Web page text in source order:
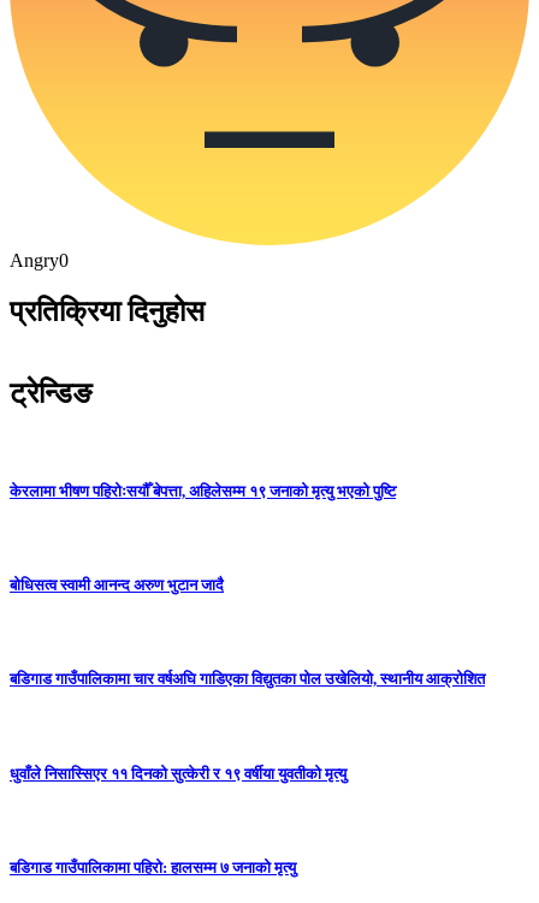
Angry0
प्रतिक्रिया दिनुहोस
ट्रेन्डिङ
केरलामा भीषण पहिरोःसयौँ बेपत्ता, अहिलेसम्म १९ जनाको मृत्यु भएको पुष्टि
बोधिसत्व स्वामी आनन्द अरुण भुटान जादै
बडिगाड गाउँपालिकामा चार वर्षअघि गाडिएका विद्युतका पोल उखेलियो, स्थानीय आक्रोशित
धुवाँले निसास्सिएर ११ दिनको सुत्केरी र १९ वर्षीया युवतीको मृत्यु
बडिगाड गाउँपालिकामा पहिरो: हालसम्म ७ जनाको मृत्यु